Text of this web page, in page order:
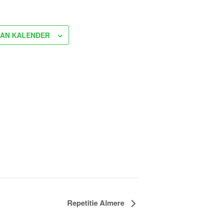
KALENDER
Repetitie Almere